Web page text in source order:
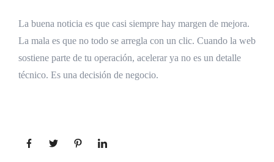
La buena noticia es que casi siempre hay margen de mejora.
La mala es que no todo se arregla con un clic. Cuando la web
sostiene parte de tu operación, acelerar ya no es un detalle
técnico. Es una decisión de negocio.